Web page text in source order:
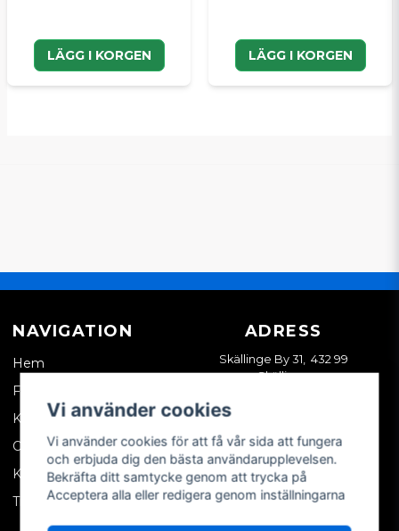
LÄGG I KORGEN LÄGG I KORGEN
NAVIGATION
Hem
Företagskund
Kontakta oss
Om oss
Köpvillkor
Tips & trix
ADRESS
Skällinge By 31, 432 99
Skällinge
Vi använder cookies
Vi använder cookies för att få vår sida att fungera
och erbjuda dig den bästa användarupplevelsen.
Bekräfta ditt samtycke genom att trycka på
Acceptera alla eller redigera genom inställningarna